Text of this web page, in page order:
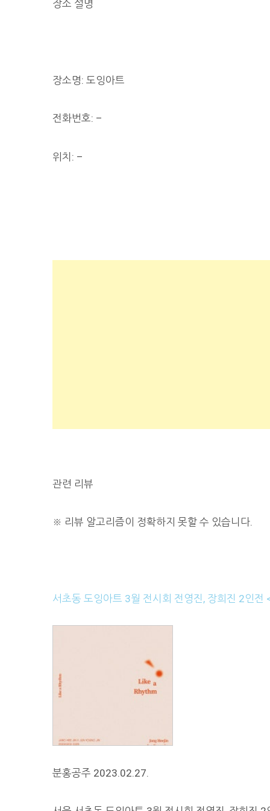
장소 설명
장소명: 도잉아트
전화번호: –
위치: –
관련 리뷰
※ 리뷰 알고리즘이 정확하지 못할 수 있습니다.
서초동 도잉아트 3월 전시회 전영진, 장희진 2인전
분홍공주 2023.02.27.